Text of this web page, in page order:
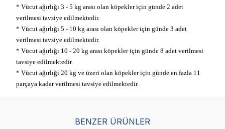
* Vücut ağırlığı 3 - 5 kg arası olan köpekler için günde 2 adet
verilmesi tavsiye edilmektedir.
* Vücut ağırlığı 5 - 10 kg arası olan köpekler için günde 3 adet
verilmesi tavsiye edilmektedir.
* Vücut ağırlığı 10 - 20 kg arası köpekler için günde 8 adet verilmesi
tavsiye edilmektedir.
* Vücut ağırlığı 20 kg ve üzeri olan köpekler için günde en fazla 11
parçaya kadar verilmesi tavsiye edilmektedir.
BENZER ÜRÜNLER